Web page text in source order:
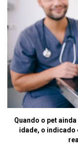
Quando o pet
idade, o indicado